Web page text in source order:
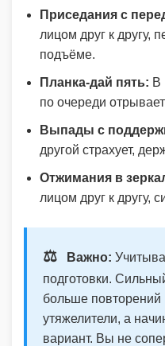
Приседания с
лицом друг к другу,
подъёме.
Планка-дай пять: В
по очереди
Выпады с
другой страхует,
Отжимания в
лицом друг к другу,
⚖️ Важно:
подготовки.
больше повторений
утяжелители, а
вариант. Вы не